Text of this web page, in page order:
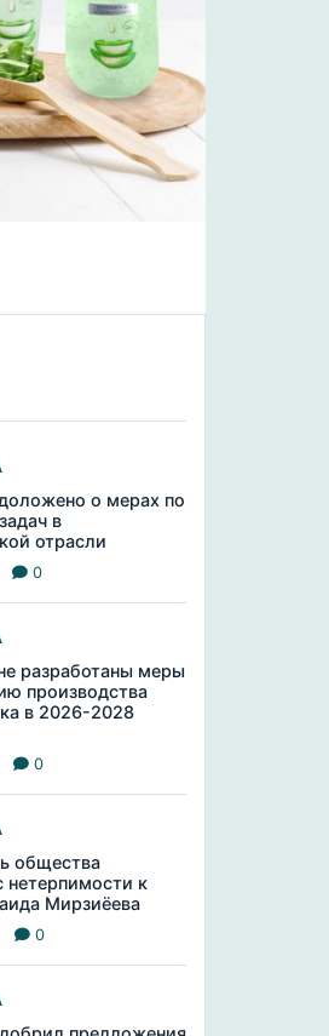
о мерах по
в
отрасли
0
разработаны меры
производства
в 2026-2028
0
общества
нетерпимости к
Мирзиёева
0